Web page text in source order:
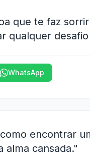
que te faz
qualquer
WhatsApp
encontrar
alma cansada."